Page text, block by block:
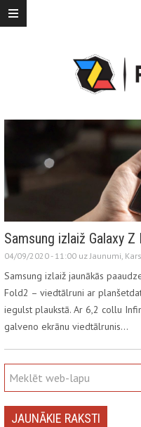
Samsung izlaiž Galaxy
04/09/2020 - 11:00 uzJaunumi,
Samsung izlaiž jaunākās
Fold2 – viedtālruni ar
iegulst plaukstā. Ar 6,2 collu
galveno ekrānu viedtālrunis…
JAUNĀKIE RAKSTI